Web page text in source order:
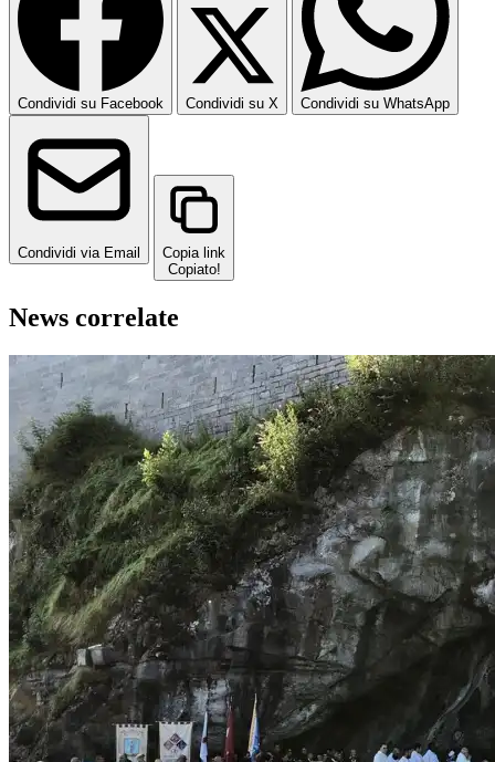
Condividi su Facebook Condividi su X Condividi su WhatsApp
Condividi via Email
Copia link
Copiato!
News correlate